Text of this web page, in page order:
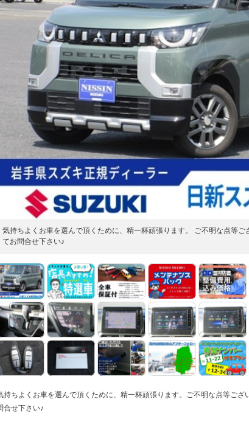
気持ちよくお車を選んで頂くために、精一杯頑張ります。 ご不明な点等
てお問合せ下さい♪
持ちよくお車を選んで頂くために、精一杯頑張ります。ご不明な点等ご
合せ下さい♪